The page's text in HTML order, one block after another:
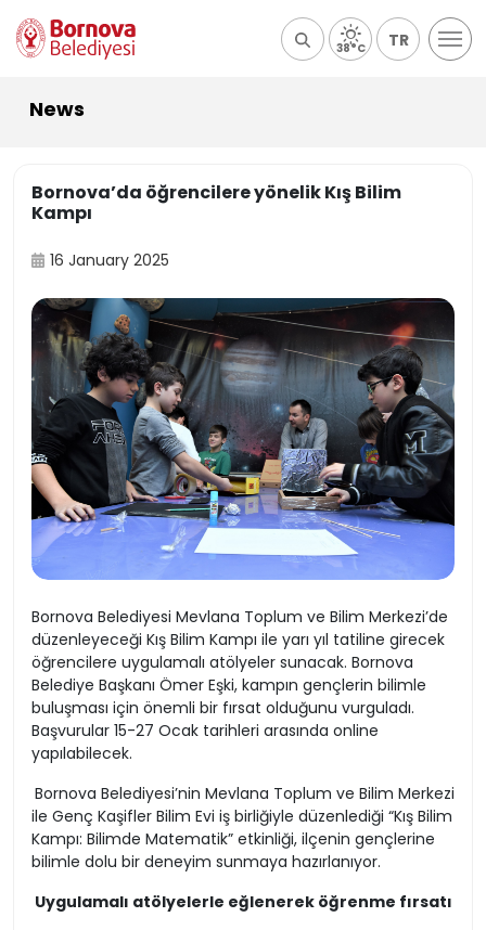
38°C TR
News
Bornova’da öğrencilere yönelik Kış Bilim
Kampı
16 January 2025
Bornova Belediyesi Mevlana Toplum ve Bilim Merkezi’de
düzenleyeceği Kış Bilim Kampı ile yarı yıl tatiline girecek
öğrencilere uygulamalı atölyeler sunacak. Bornova
Belediye Başkanı Ömer Eşki, kampın gençlerin bilimle
buluşması için önemli bir fırsat olduğunu vurguladı.
Başvurular 15-27 Ocak tarihleri arasında online
yapılabilecek.
Bornova Belediyesi’nin Mevlana Toplum ve Bilim Merkezi
ile Genç Kaşifler Bilim Evi iş birliğiyle düzenlediği “Kış Bilim
Kampı: Bilimde Matematik” etkinliği, ilçenin gençlerine
bilimle dolu bir deneyim sunmaya hazırlanıyor.
Uygulamalı atölyelerle eğlenerek öğrenme fırsatı